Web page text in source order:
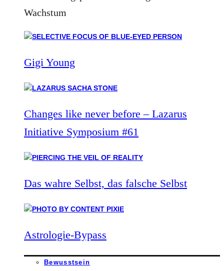
Wachstum
Gigi Young
Changes like never before – Lazarus
Initiative Symposium #61
Das wahre Selbst, das falsche Selbst
Astrologie-Bypass
Bewusstsein